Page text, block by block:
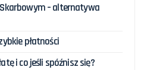
Skarbowym – alternatywa
płatności
i co jeśli spóźnisz się?